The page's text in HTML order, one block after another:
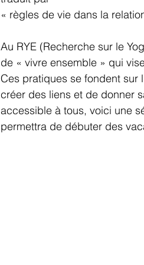
« règles de vie dans la
Au RYE (Recherche sur le
de « vivre ensemble » qui
Ces pratiques se fondent sur
créer des liens et de donner
accessible à tous, voici une
permettra de débuter des